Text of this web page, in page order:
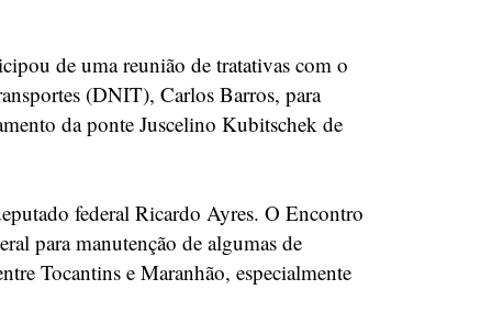
de uma reunião de tratativas com o
(DNIT), Carlos Barros, para
da ponte Juscelino Kubitschek de
federal Ricardo Ayres. O Encontro
para manutenção de algumas de
Tocantins e Maranhão, especialmente